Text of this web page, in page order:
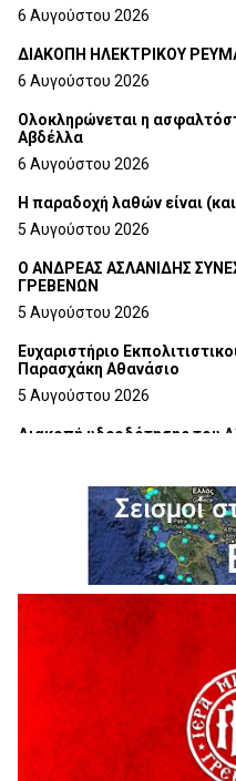
6 Αυγούστου 2026
ΔΙΑΚΟΠΗ ΗΛΕΚΤΡΙΚΟΥ
6 Αυγούστου 2026
Ολοκληρώνεται η
Αβδέλλα
6 Αυγούστου 2026
H παραδοχή λαθών είναι
5 Αυγούστου 2026
Ο ΑΝΔΡΕΑΣ ΑΣΛΑΝΙΔΗΣ
ΓΡΕΒΕΝΩΝ
5 Αυγούστου 2026
Ευχαριστήριο
Παρασχάκη Αθανάσιο
5 Αυγούστου 2026
Διακοπή υδροδότησης
Η Marseaux στα Γρεβενά
5 Αυγούστου 2026
Θερινό Σινεμά στο πλαίσιο
Καλοκαιριού 2026» με την
Ανάσες».
5 Αυγούστου 2026
Γρεβενά: Συνελήφθη
εξοπλισμού γυμναστηρίου
ΑΗ ΛΑΟΣ | 5 Αυγούστου |